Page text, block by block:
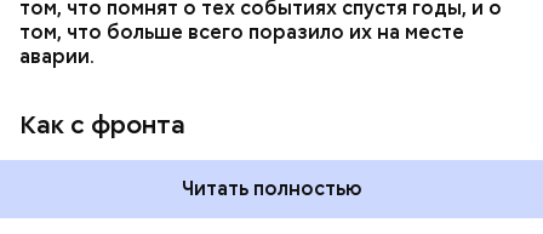
том, что помнят о тех событиях спустя годы, и о
том, что больше всего поразило их на месте
аварии.
Как с фронта
Читать полностью
Как рассказывает Житие, преподобный родился в
христианской религией и рано принял решение
посвятить свою жизнь Богу. Целыми днями отрок
книги. Его дядя, епископ Николай Патарский, видя
такое усердие, сделал юношу чтецом, а затем и
разбушевавшееся море.